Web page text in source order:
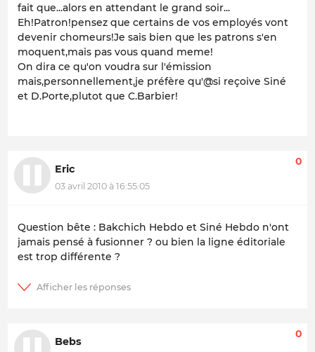
fait que...alors en attendant le grand soir...
Eh!Patron!pensez que certains de vos employés vont
devenir chomeurs!Je sais bien que les patrons s'en
moquent,mais pas vous quand meme!
On dira ce qu'on voudra sur l'émission
mais,personnellement,je préfère qu'@si reçoive Siné
et D.Porte,plutot que C.Barbier!
Eric
03 avril 2010 à 16:55:05
0
Question bête : Bakchich Hebdo et Siné Hebdo n'ont
jamais pensé à fusionner ? ou bien la ligne éditoriale
est trop différente ?
Bebs
0